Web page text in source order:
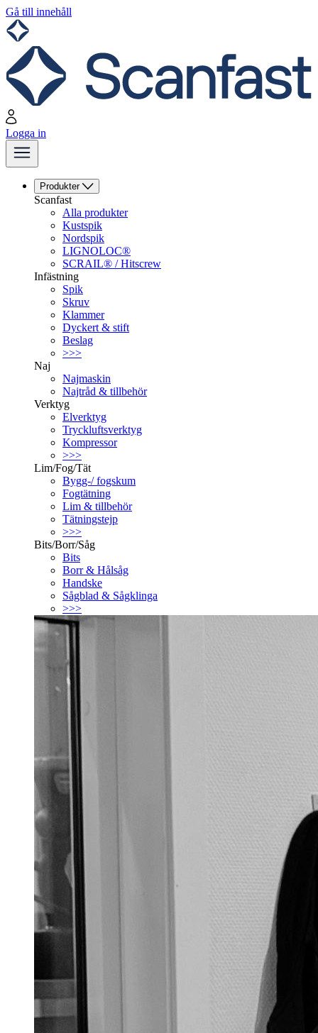
Gå till innehåll
Logga in
Produkter
Scanfast
Alla produkter
Kustspik
Nordspik
LIGNOLOC®
SCRAIL® / Hitscrew
Infästning
Spik
Skruv
Klammer
Dyckert & stift
Beslag
>>>
Naj
Najmaskin
Najtråd & tillbehör
Verktyg
Elverktyg
Tryckluftsverktyg
Kompressor
>>>
Lim/Fog/Tät
Bygg-/ fogskum
Fogtätning
Lim & tillbehör
Tätningstejp
>>>
Bits/Borr/Såg
Bits
Borr & Hålsåg
Handske
Sågblad & Sågklinga
>>>